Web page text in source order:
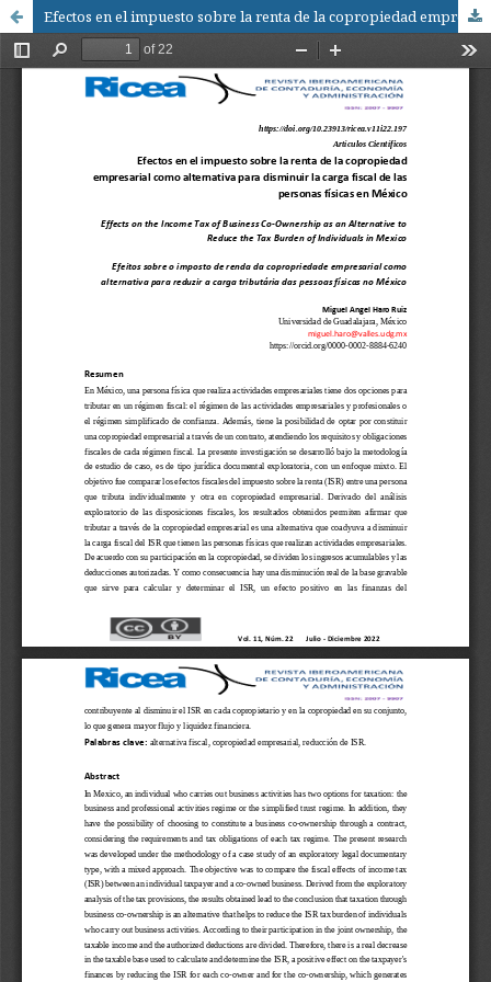
Efectos en el impuesto sobre la renta de la copropiedad empresarial como alternativa para disminuir la carga fiscal de las personas físicas en México